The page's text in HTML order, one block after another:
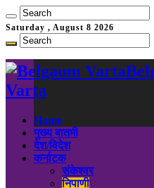
Saturday , August 8 2026
Varta
Home
मुख्य बातमी
देश/विदेश
कर्नाटक
संकेश्वर
निपाणी